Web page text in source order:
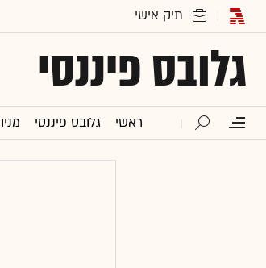
גלובס פיננסי
ראשי גלובס פיננסי